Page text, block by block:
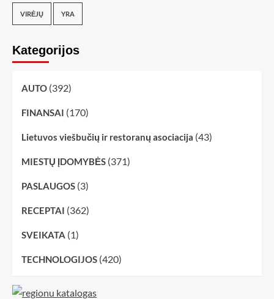
VIRĖJŲ YRA
Kategorijos
AUTO (392)
FINANSAI (170)
Lietuvos viešbučių ir restoranų asociacija (43)
MIESTŲ ĮDOMYBĖS (371)
PASLAUGOS (3)
RECEPTAI (362)
SVEIKATA (1)
TECHNOLOGIJOS (420)